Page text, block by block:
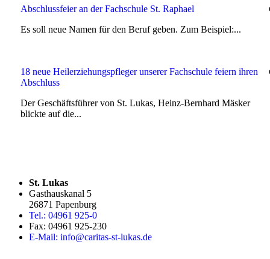
Abschlussfeier an der Fachschule St. Raphael
Es soll neue Namen für den Beruf geben. Zum Beispiel:...
18 neue Heilerziehungspfleger unserer Fachschule feiern ihren
Abschluss
Der Geschäftsführer von St. Lukas, Heinz-Bernhard Mäsker
blickte auf die...
St. Lukas
Gasthauskanal 5
26871 Papenburg
Tel.: 04961 925-0
Fax: 04961 925-230
E-Mail: info@caritas-st-lukas.de